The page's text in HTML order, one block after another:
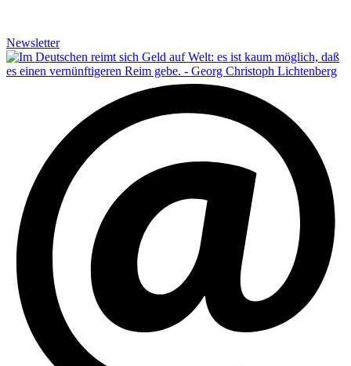
Newsletter